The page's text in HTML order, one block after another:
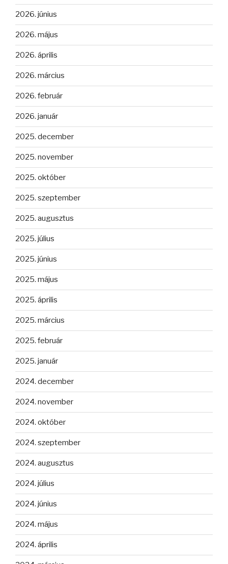
2026. június
2026. május
2026. április
2026. március
2026. február
2026. január
2025. december
2025. november
2025. október
2025. szeptember
2025. augusztus
2025. július
2025. június
2025. május
2025. április
2025. március
2025. február
2025. január
2024. december
2024. november
2024. október
2024. szeptember
2024. augusztus
2024. július
2024. június
2024. május
2024. április